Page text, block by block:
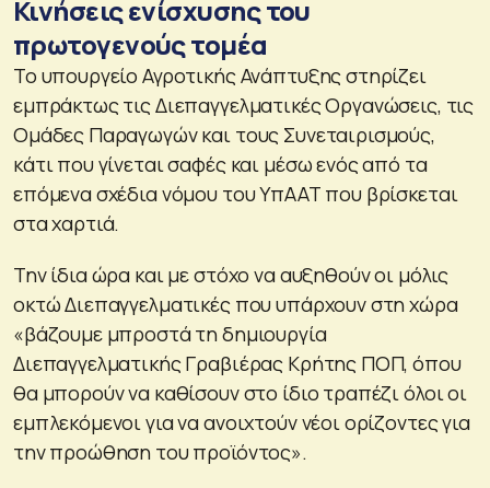
Κινήσεις ενίσχυσης του
πρωτογενούς τομέα
Το υπουργείο Αγροτικής Ανάπτυξης στηρίζει
εμπράκτως τις Διεπαγγελματικές Οργανώσεις, τις
Ομάδες Παραγωγών και τους Συνεταιρισμούς,
κάτι που γίνεται σαφές και μέσω ενός από τα
επόμενα σχέδια νόμου του ΥπΑΑΤ που βρίσκεται
στα χαρτιά.
Την ίδια ώρα και με στόχο να αυξηθούν οι μόλις
οκτώ Διεπαγγελματικές που υπάρχουν στη χώρα
«βάζουμε μπροστά τη δημιουργία
Διεπαγγελματικής Γραβιέρας Κρήτης ΠΟΠ, όπου
θα μπορούν να καθίσουν στο ίδιο τραπέζι όλοι οι
εμπλεκόμενοι για να ανοιχτούν νέοι ορίζοντες για
την προώθηση του προϊόντος».